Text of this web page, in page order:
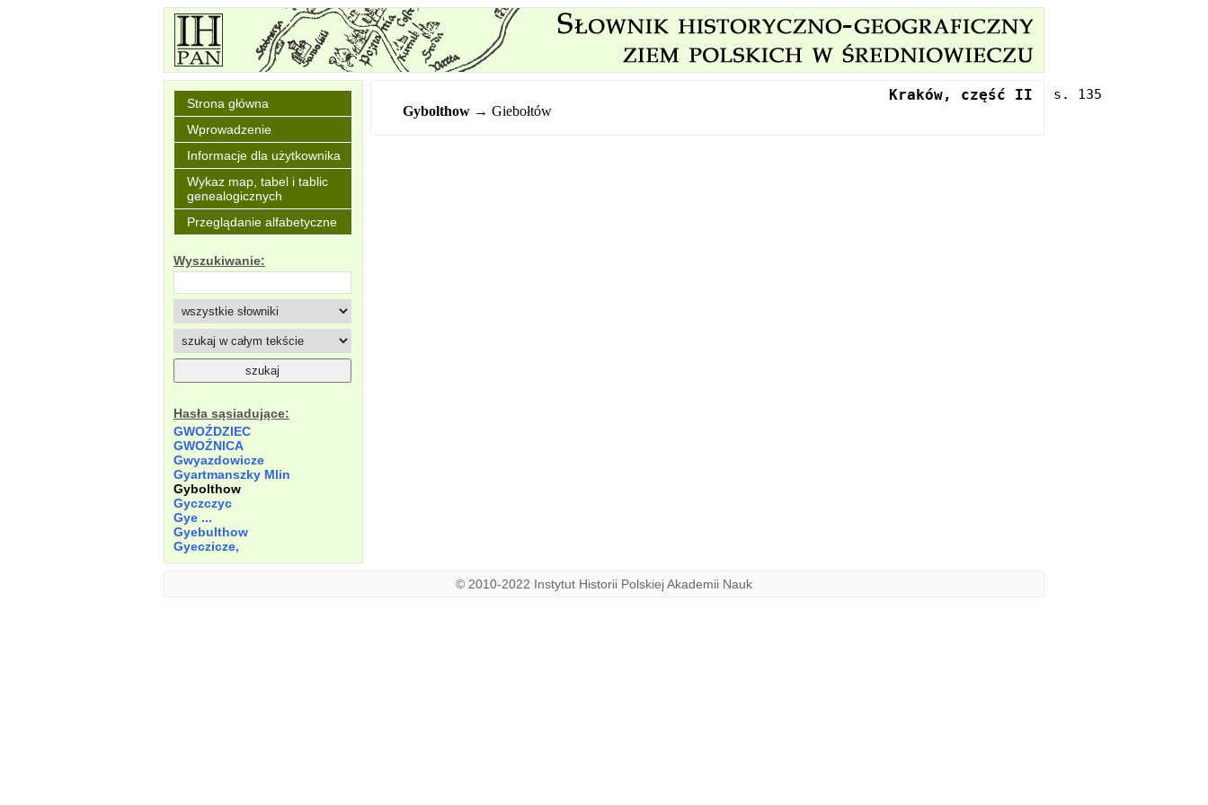
Strona główna
Wprowadzenie
Informacje dla użytkownika
Wykaz map, tabel i tablic
genealogicznych
Przeglądanie alfabetyczne
Wyszukiwanie:
Hasła sąsiadujące:
GWOŹDZIEC
GWOŹNICA
Gwyazdowicze
Gyartmanszky Mlin
Gybolthow
Gyczczyc
Gye ...
Gyebulthow
Gyeczicze,
Kraków, część II
Gybolthow → Giebołtów
© 2010-2022 Instytut Historii Polskiej Akademii Nauk